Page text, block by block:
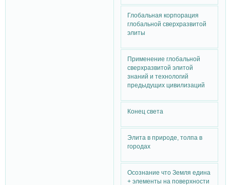
Глобальная корпорация
глобальной сверхразвитой
элиты
Применение глобальной
сверхразвитой элитой
знаний и технологий
предыдущих цивилизаций
Конец света
Элита в природе, толпа в
городах
Осознание что Земля едина
+ элементы на поверхности